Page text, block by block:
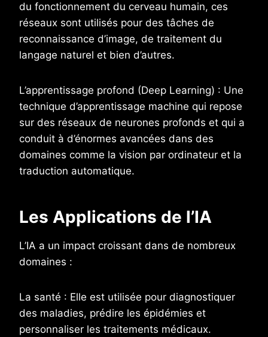
du fonctionnement du cerveau humain, ces
réseaux sont utilisés pour des tâches de
reconnaissance d’image, de traitement du
langage naturel et bien d’autres.
L’apprentissage profond (Deep Learning) : Une
technique d’apprentissage machine qui repose
sur des réseaux de neurones profonds et qui a
conduit à d’énormes avancées dans des
domaines comme la vision par ordinateur et la
traduction automatique.
Les Applications de l’IA
L’IA a un impact croissant dans de nombreux
domaines :
La santé : Elle est utilisée pour diagnostiquer
des maladies, prédire les épidémies et
personnaliser les traitements médicaux.